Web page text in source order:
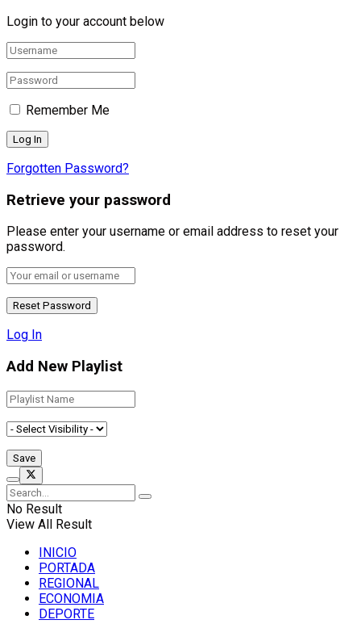
Login to your account below
Remember Me
Forgotten Password?
Retrieve your password
Please enter your username or email address to reset your
password.
Log In
Add New Playlist
No Result
View All Result
INICIO
PORTADA
REGIONAL
ECONOMIA
DEPORTE